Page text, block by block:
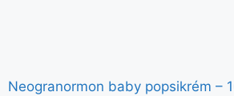
Neogranormon baby popsikrém –